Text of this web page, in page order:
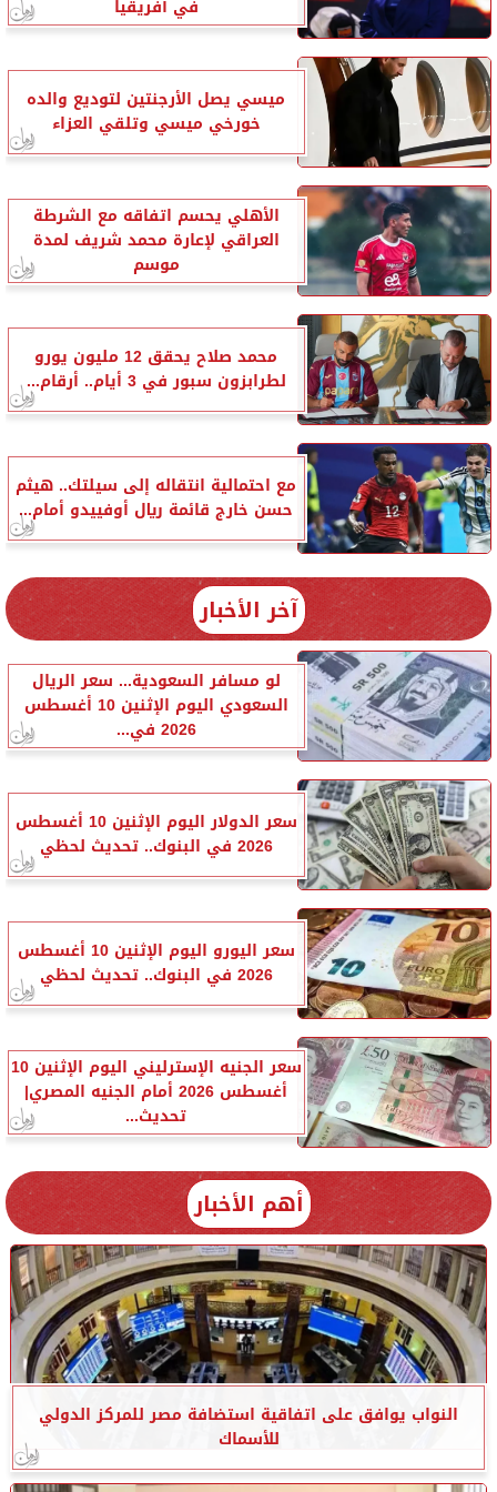
في أفريقيا
ميسي يصل الأرجنتين لتوديع والده
خورخي ميسي وتلقي العزاء
الأهلي يحسم اتفاقه مع الشرطة
العراقي لإعارة محمد شريف لمدة
موسم
محمد صلاح يحقق 12 مليون يورو
لطرابزون سبور في 3 أيام.. أرقام...
مع احتمالية انتقاله إلى سيلتك.. هيثم
حسن خارج قائمة ريال أوفييدو أمام...
آخر الأخبار
لو مسافر السعودية... سعر الريال
السعودي اليوم الإثنين 10 أغسطس
2026 في...
سعر الدولار اليوم الإثنين 10 أغسطس
2026 في البنوك.. تحديث لحظي
سعر اليورو اليوم الإثنين 10 أغسطس
2026 في البنوك.. تحديث لحظي
سعر الجنيه الإسترليني اليوم الإثنين 10
أغسطس 2026 أمام الجنيه المصري|
تحديث...
أهم الأخبار
النواب يوافق على اتفاقية استضافة مصر للمركز الدولي
للأسماك